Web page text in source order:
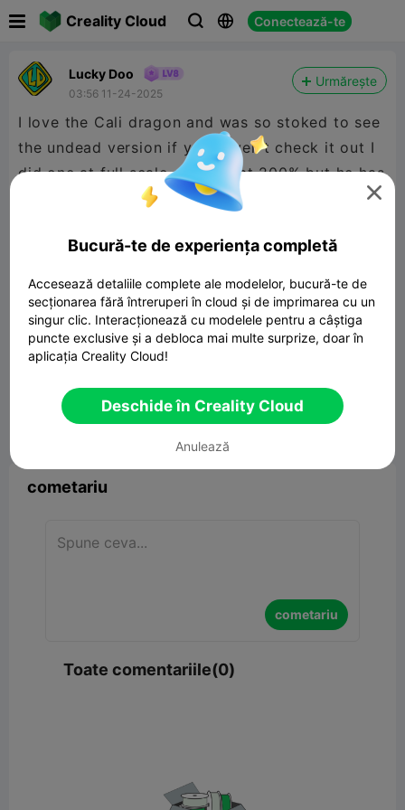
Creality Cloud   Conectează-te
Lucky Doo
03:56 11-24-2025
Urmărește
I love the Cali dragon and was so stoked to see
the undead version if you haven’t check it out I
did one at full scale and one at 200% but he has
them fleshed out in color if you have the
Cali-Dragon: Undead Version
32.96MB Model 3D înrudit
cometariu
cometariu
Toate comentariile(0)

Bucură-te de experiența completă
Accesează detaliile complete ale modelelor, bucură-te de
secționarea fără întreruperi în cloud și de imprimarea cu un
singur clic. Interacționează cu modelele pentru a câștiga
puncte exclusive și a debloca mai multe surprize, doar în
aplicația Creality Cloud!
Deschide în Creality Cloud
Anulează